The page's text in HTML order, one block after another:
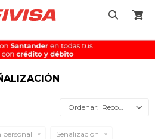
Recomendados
personal
Señalización